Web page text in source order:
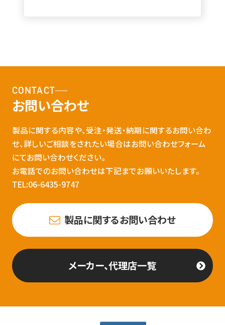
CONTACT
お問い合わせ
製品に関する内容や、受注・発送・納期に関するお問い合わ
せ、詳しいご相談をされたい場合はお問い合わせフォーム
にてお問い合わせください。
お電話でのお問い合わせは下記までお願いいたします。
TEL:06-6435-9747
製品に関するお問い合わせ
メーカー、代理店一覧